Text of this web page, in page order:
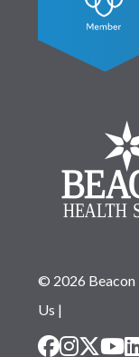
© 2026 Beacon
Us |